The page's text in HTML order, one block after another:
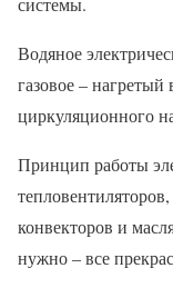
Водяное
газовое –
циркуляционного
Принцип работы
конвекторов и
нужно – все